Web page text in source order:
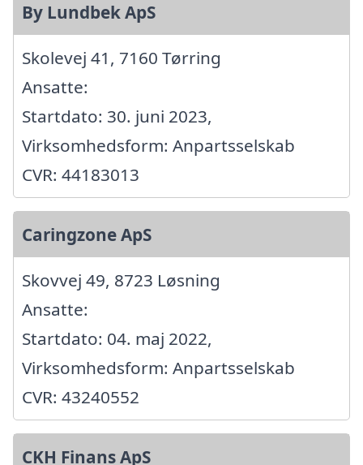
By Lundbek ApS
Skolevej 41, 7160 Tørring
Ansatte:
Startdato: 30. juni 2023,
Virksomhedsform: Anpartsselskab
CVR: 44183013
Caringzone ApS
Skovvej 49, 8723 Løsning
Ansatte:
Startdato: 04. maj 2022,
Virksomhedsform: Anpartsselskab
CVR: 43240552
CKH Finans ApS